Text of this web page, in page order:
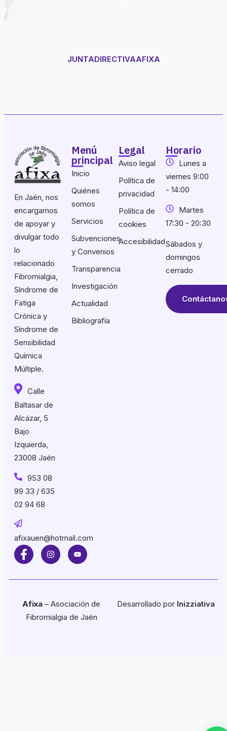
JUNTADIRECTIVAAFIXA
En Jaén, nos
encargamos
de apoyar y
divulgar todo
lo
relacionado
Fibromialgia,
Síndrome de
Fatiga
Crónica y
Síndrome de
Sensibilidad
Química
Múltiple.
Calle
Baltasar de
Alcázar, 5
Bajo
Izquierda,
23008 Jaén
953 08
99 33 / 635
02 94 68
afixauen@hotmail.com
Menú
principal
Inicio
Quiénes
somos
Servicios
Subvenciones
y Convenios
Transparencia
Investigación
Actualidad
Bibliografía
Legal
Aviso legal
Política de
privacidad
Política de
cookies
Accesibilidad
Horario
Lunes a
viernes 9:00
- 14:00
Martes
17:30 - 20:30
Sábados y
domingos
cerrado
Afixa – Asociación de
Fibromialgia de Jaén
Desarrollado por Inizziativa